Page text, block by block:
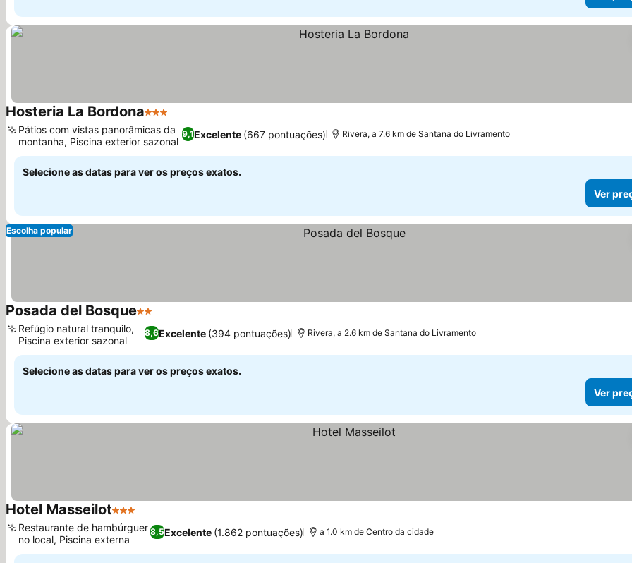
Hosteria La Bordona3 Estrelas
9,1Excelente (667 pontuações)
Pátios com vistas panorâmicas da
montanha, Piscina exterior sazonal
Rivera, a 7.6 km de Santana do Livramento
Selecione as datas para ver os preços exatos.
Ver
Escolha popular
Posada del Bosque2 Estrelas
8,6Excelente (394 pontuações)
Refúgio natural tranquilo,
Piscina exterior sazonal
Rivera, a 2.6 km de Santana do Livramento
Selecione as datas para ver os preços exatos.
Ver
Hotel Masseilot3 Estrelas
8,5Excelente (1.862 pontuações)
Restaurante de hambúrguer
no local, Piscina externa
a 1.0 km de Centro da cidade